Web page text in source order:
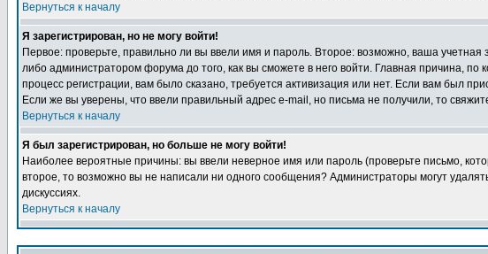
Вернуться к началу
Я зарегистрирован, но не могу войти!
Первое: проверьте, правильно ли вы ввели имя и пароль. Второе: возможно, ваша
либо администратором форума до того, как вы сможете в него войти. Главная причина,
процесс регистрации, вам было сказано, требуется активизация или нет. Если вам был
Если же вы уверены, что ввели правильный адрес e-mail, но письма не получили, то
Вернуться к началу
Я был зарегистрирован, но больше не могу войти!
Наиболее вероятные причины: вы ввели неверное имя или пароль (проверьте письмо,
второе, то возможно вы не написали ни одного сообщения? Администраторы могут
дискуссиях.
Вернуться к началу